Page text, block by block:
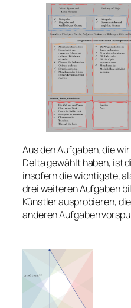
Aus den Aufgaben, die
Delta gewählt haben, ist
insofern die wichtigste,
drei weiteren Aufgaben
Künstler ausprobieren,
anderen Aufgaben